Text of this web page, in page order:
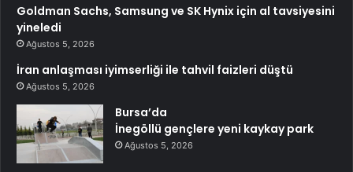
Goldman Sachs, Samsung ve SK Hynix için al tavsiyesini
yineledi
Ağustos 5, 2026
İran anlaşması iyimserliği ile tahvil faizleri düştü
Ağustos 5, 2026
Bursa’da
İnegöllü gençlere yeni kaykay park
Ağustos 5, 2026